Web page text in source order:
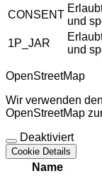
CONSENT
und
1P_JAR
und
OpenStreetMap
Wir verwenden
OpenStreetMap
Deaktiviert
Cookie Details
Name